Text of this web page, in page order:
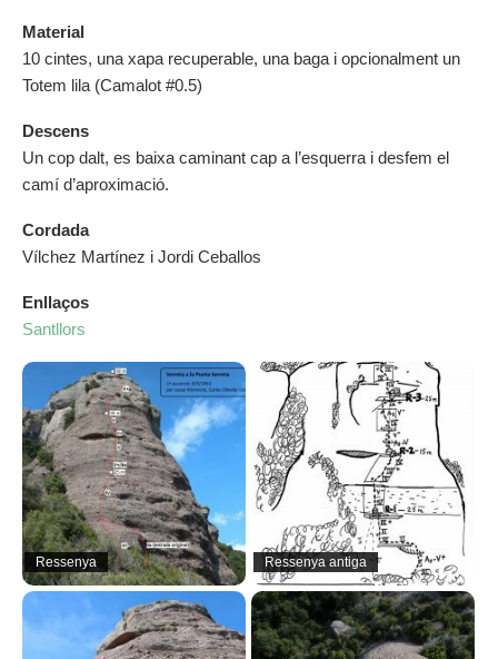
Material
10 cintes, una xapa recuperable, una baga i opcionalment un
Totem lila (Camalot #0.5)
Descens
Un cop dalt, es baixa caminant cap a l’esquerra i desfem el
camí d’aproximació.
Cordada
Vílchez Martínez i Jordi Ceballos
Enllaços
Santllors
Ressenya Ressenya antiga